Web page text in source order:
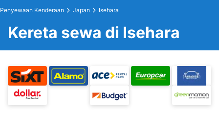
Penyewaan Kenderaan Japan Isehara
Kereta sewa di Isehara